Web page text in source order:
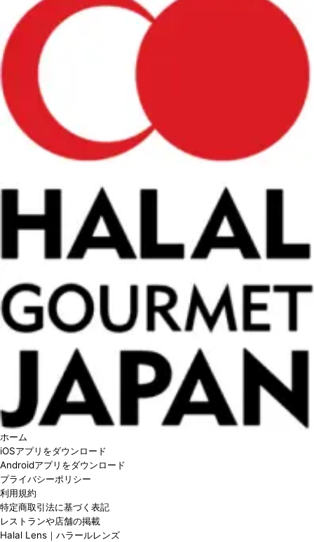
ホーム
iOSアプリをダウンロード
Androidアプリをダウンロード
プライバシーポリシー
利用規約
特定商取引法に基づく表記
レストランや店舗の掲載
Halal Lens｜ハラールレンズ